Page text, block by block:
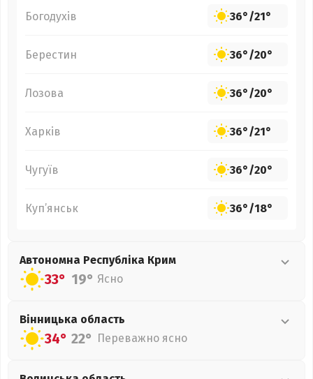
Богодухів 36°/21°
Берестин 36°/20°
Лозова 36°/20°
Харків 36°/21°
Чугуїв 36°/20°
Куп’янськ 36°/18°
Автономна Республіка Крим
33° 19° Ясно
Вінницька область
34° 22° Переважно ясно